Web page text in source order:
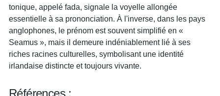
tonique, appelé fada, signale la voyelle allongée
essentielle à sa prononciation. À l'inverse, dans les pays
anglophones, le prénom est souvent simplifié en «
Seamus », mais il demeure indéniablement lié à ses
riches racines culturelles, symbolisant une identité
irlandaise distincte et toujours vivante.
Références :